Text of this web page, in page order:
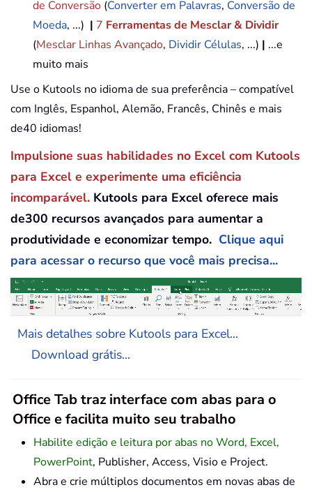
de Conversão (Converter em Palavras, Conversão de
Moeda, ...) | 7 Ferramentas de Mesclar & Dividir
(Mesclar Linhas Avançado, Dividir Células, ...) | ...e
muito mais
Use o Kutools no idioma de sua preferência – compatível
com Inglês, Espanhol, Alemão, Francês, Chinês e mais
de40 idiomas!
Impulsione suas habilidades no Excel com Kutools
para Excel e experimente uma eficiência
incomparável. Kutools para Excel oferece mais
de300 recursos avançados para aumentar a
produtividade e economizar tempo. Clique aqui
para acessar o recurso que você mais precisa...
Mais detalhes sobre Kutools para Excel...
Download grátis...
Office Tab traz interface com abas para o
Office e facilita muito seu trabalho
Habilite edição e leitura por abas no Word, Excel,
PowerPoint, Publisher, Access, Visio e Project.
Abra e crie múltiplos documentos em novas abas de